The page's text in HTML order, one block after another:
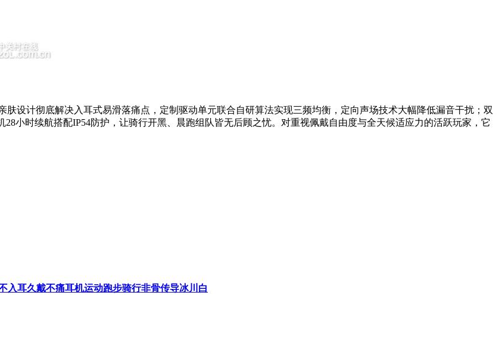
肤设计彻底解决入耳式易滑落痛点，定制驱动单元联合自研算法实现三频均衡，定向声场技术大幅降低漏音干扰；双
小时续航搭配IP54防护，让骑行开黑、晨跑组队皆无后顾之忧。对重视佩戴自由度与全天候适应力的活跃玩家，它
入耳久戴不痛耳机运动跑步骑行非骨传导冰川白